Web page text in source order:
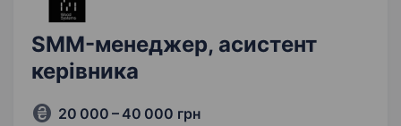
SMM-менеджер, асистент
керівника
20 000 – 40 000 грн